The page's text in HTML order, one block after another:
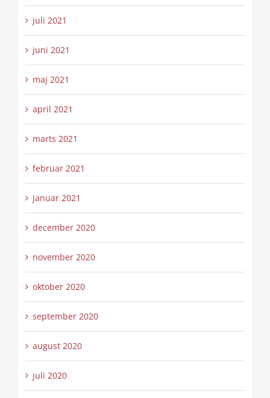
juli 2021
juni 2021
maj 2021
april 2021
marts 2021
februar 2021
januar 2021
december 2020
november 2020
oktober 2020
september 2020
august 2020
juli 2020